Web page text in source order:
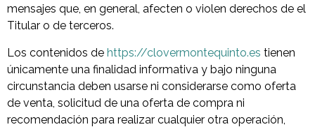
mensajes que, en general, afecten o violen derechos de el
Titular o de terceros.
Los contenidos de https://clovermontequinto.es tienen
únicamente una finalidad informativa y bajo ninguna
circunstancia deben usarse ni considerarse como oferta
de venta, solicitud de una oferta de compra ni
recomendación para realizar cualquier otra operación,